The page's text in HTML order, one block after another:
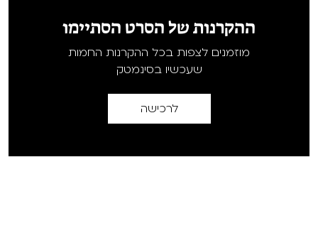
ההקרנות של הסרט הסתיימו
מוזמנים לצפות בכל ההקרנות החמות
שעכשיו בסינמטק
לרכישה